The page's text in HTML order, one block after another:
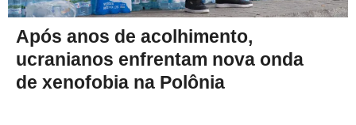
Após anos de acolhimento,
ucranianos enfrentam nova onda
de xenofobia na Polônia